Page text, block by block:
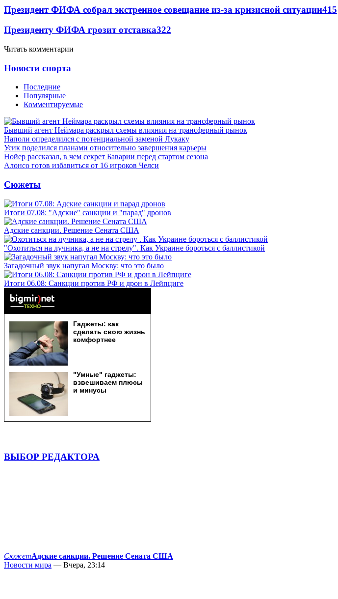
Президент ФИФА собрал экстренное совещание из-за кризисной ситуации415
Президенту ФИФА грозит отставка322
Читать комментарии
Новости спорта
Последние
Популярные
Комментируемые
Бывший агент Неймара раскрыл схемы влияния на трансферный рынок
Наполи определился с потенциальной заменой Лукаку
Усик поделился планами относительно завершения карьеры
Нойер рассказал, в чем секрет Баварии перед стартом сезона
Алонсо готов избавиться от 16 игроков Челси
Сюжеты
Итоги 07.08: "Адские" санкции и "парад" дронов
Адские санкции. Решение Сената США
"Охотиться на лучника, а не на стрелу". Как Украине бороться с баллистикой
Загадочный звук напугал Москву: что это было
Итоги 06.08: Санкции против РФ и дрон в Лейпциге
ВЫБОР РЕДАКТОРА
СюжетАдские санкции. Решение Сената США
Новости мира — Вчера, 23:14